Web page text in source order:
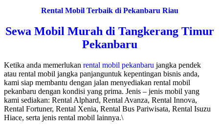
Rental Mobil Terbaik di Pekanbaru Riau
Sewa Mobil Murah di Tangkerang Timur
Pekanbaru
Ketika anda memerlukan rental mobil pekanbaru jangka pendek
atau rental mobil jangka panjanguntuk kepentingan bisnis anda,
kami siap membantu dengan jalan menyediakan rental mobil
pekanbaru dengan kondisi yang prima. Jenis – jenis mobil yang
kami sediakan: Rental Alphard, Rental Avanza, Rental Innova,
Rental Fortuner, Rental Xenia, Rental Bus Pariwisata, Rental Isuzu
Hiace, serta jenis rental mobil lainnya.\